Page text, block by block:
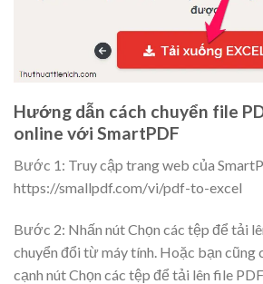
Hướng dẫn cách chuyển file
online với SmartPDF
Bước 1: Truy cập trang web của
https://smallpdf.com/vi/pdf-to-excel
Bước 2: Nhấn nútChọn các tệp để tải
chuyển đổi từ máy tính. Hoặc bạn cũng
cạnh nút Chọn các tệp để tải lên file